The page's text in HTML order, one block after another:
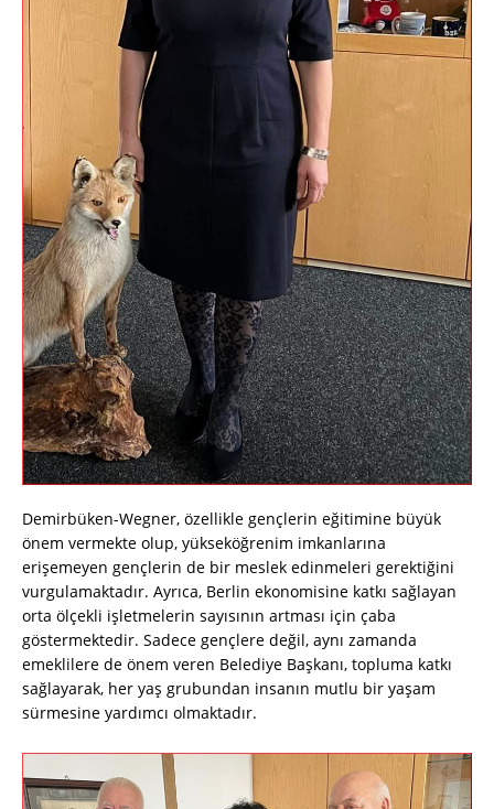
Demirbüken-Wegner, özellikle gençlerin eğitimine büyük
önem vermekte olup, yükseköğrenim imkanlarına
erişemeyen gençlerin de bir meslek edinmeleri gerektiğini
vurgulamaktadır. Ayrıca, Berlin ekonomisine katkı sağlayan
orta ölçekli işletmelerin sayısının artması için çaba
göstermektedir. Sadece gençlere değil, aynı zamanda
emeklilere de önem veren Belediye Başkanı, topluma katkı
sağlayarak, her yaş grubundan insanın mutlu bir yaşam
sürmesine yardımcı olmaktadır.